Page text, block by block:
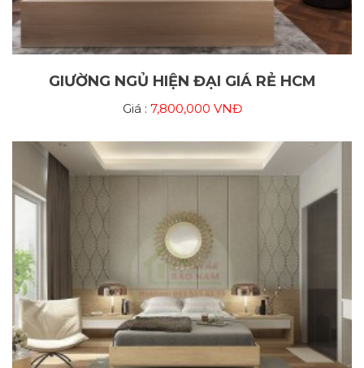
GIƯỜNG NGỦ HIỆN ĐẠI GIÁ RẺ HCM
Giá : 7,800,000 VNĐ